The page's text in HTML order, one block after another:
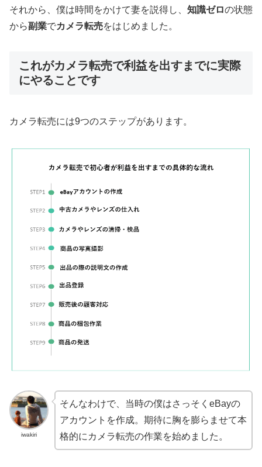
それから、僕は時間をかけて妻を説得し、 知識ゼロの状態
から副業でカメラ転売をはじめました。
これがカメラ転売で利益を出すまでに実際
にやることです
カメラ転売には9つのステップがあります。
iwakiri
そんなわけで、当時の僕はさっそくeBayの
アカウントを作成。期待に胸を膨らませて本
格的にカメラ転売の作業を始めました。